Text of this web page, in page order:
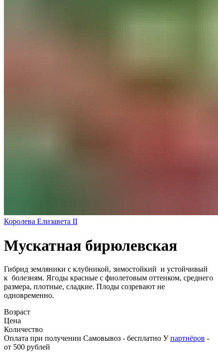
Королева Елизавета II
Мускатная бирюлевская
Гибрид земляники с клубникой, зимостойкий и устойчивый
к болезням. Ягоды красные с фиолетовым оттенком, среднего
размера, плотные, сладкие. Плоды созревают не
одновременно.
Возраст
Цена
Количество
Оплата при получении Самовывоз - бесплатно Упартнёров -
от 500 рублей